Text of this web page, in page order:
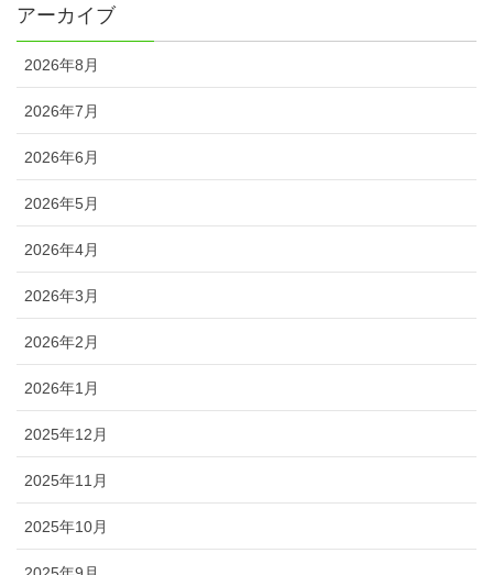
アーカイブ
2026年8月
2026年7月
2026年6月
2026年5月
2026年4月
2026年3月
2026年2月
2026年1月
2025年12月
2025年11月
2025年10月